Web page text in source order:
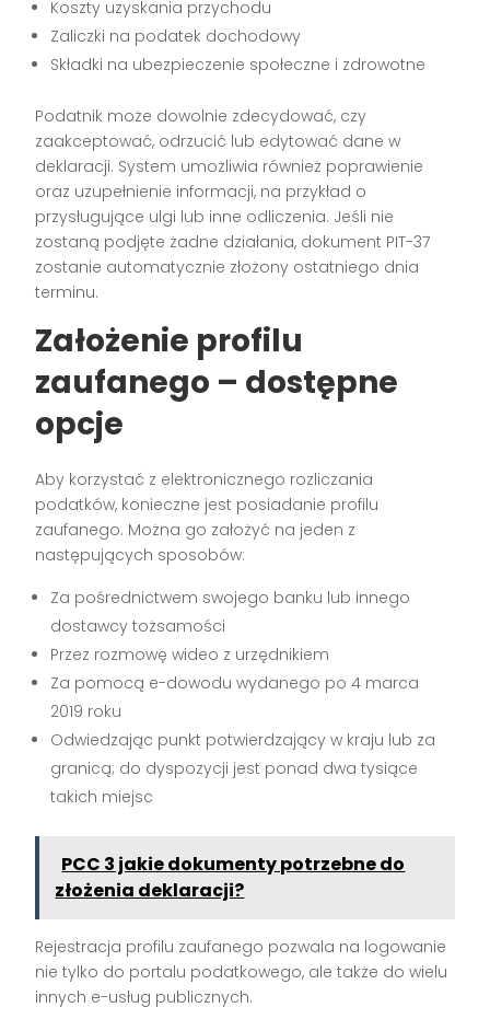
Koszty uzyskania przychodu
Zaliczki na podatek dochodowy
Składki na ubezpieczenie społeczne i zdrowotne
Podatnik może dowolnie zdecydować, czy
zaakceptować, odrzucić lub edytować dane w
deklaracji. System umożliwia również poprawienie
oraz uzupełnienie informacji, na przykład o
przysługujące ulgi lub inne odliczenia. Jeśli nie
zostaną podjęte żadne działania, dokument PIT-37
zostanie automatycznie złożony ostatniego dnia
terminu.
Założenie profilu
zaufanego – dostępne
opcje
Aby korzystać z elektronicznego rozliczania
podatków, konieczne jest posiadanie profilu
zaufanego. Można go założyć na jeden z
następujących sposobów:
Za pośrednictwem swojego banku lub innego
dostawcy tożsamości
Przez rozmowę wideo z urzędnikiem
Za pomocą e-dowodu wydanego po 4 marca
2019 roku
Odwiedzając punkt potwierdzający w kraju lub za
granicą; do dyspozycji jest ponad dwa tysiące
takich miejsc
PCC 3 jakie dokumenty potrzebne do
złożenia deklaracji?
Rejestracja profilu zaufanego pozwala na logowanie
nie tylko do portalu podatkowego, ale także do wielu
innych e-usług publicznych.